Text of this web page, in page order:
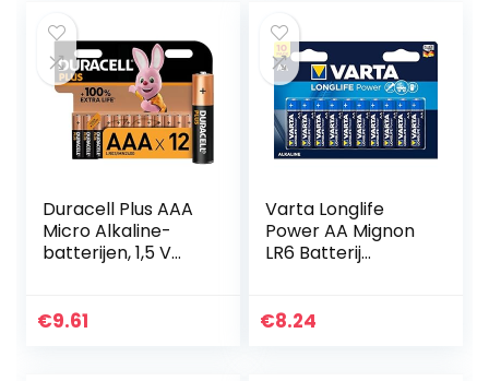
Duracell Plus AAA
Micro Alkaline-
batterijen, 1,5 V
€9.61
Varta Longlife
Power AA Mignon
LR6 Batterij
Batterijideaal voor
€8.24